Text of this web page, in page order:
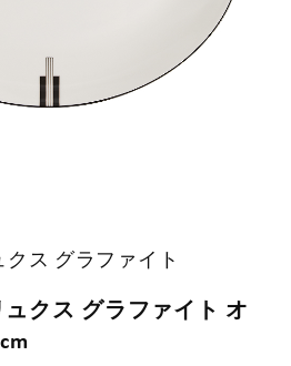
ス グラファイト
クス グラファイト オ